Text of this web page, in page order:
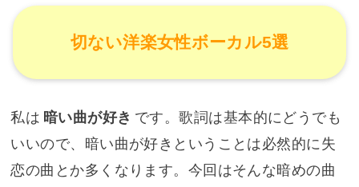
切ない洋楽女性ボーカル5選
私は 暗い曲が好き です。歌詞は基本的にどうでも
いいので、暗い曲が好きということは必然的に失
恋の曲とか多くなります。今回はそんな暗めの曲